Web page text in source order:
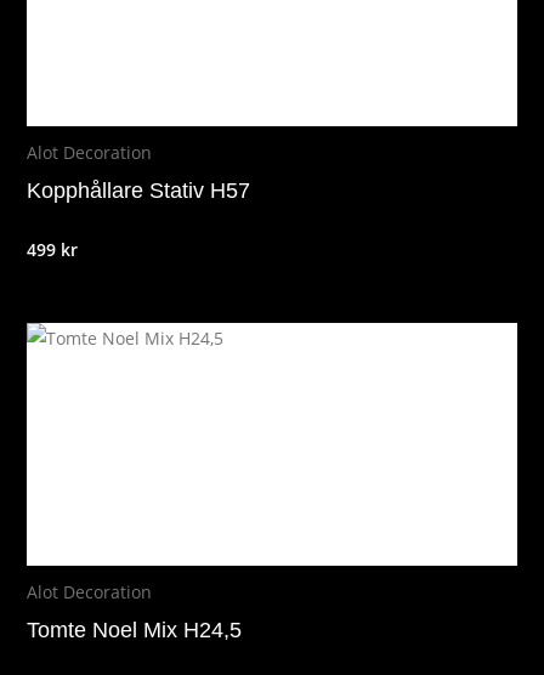
Alot Decoration
Kopphållare Stativ H57
499 kr
Alot Decoration
Tomte Noel Mix H24,5